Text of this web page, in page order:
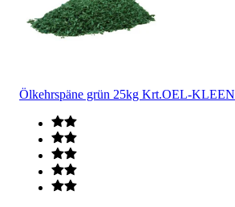
Ölkehrspäne grün 25kg Krt.OEL-KLEEN